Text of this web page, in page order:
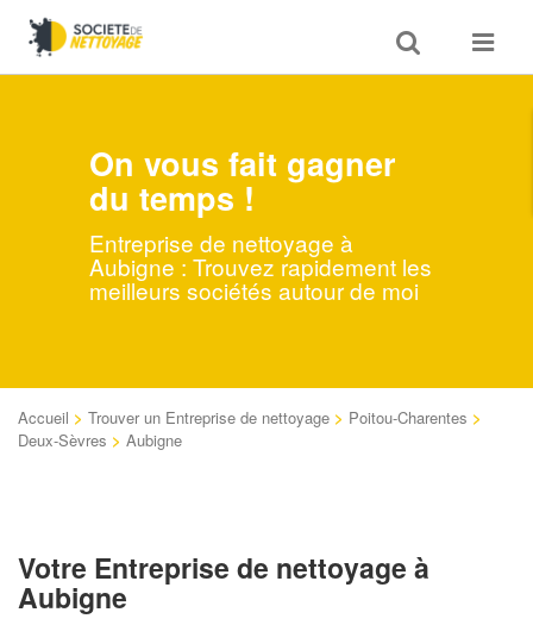
Toggle
search
Toggle
On vous fait gagner
du temps !
Entreprise de nettoyage à
Aubigne : Trouvez rapidement les
meilleurs sociétés autour de moi
Accueil > Trouver un Entreprise de nettoyage > Poitou-Charentes >
Deux-Sèvres > Aubigne
Votre Entreprise de nettoyage à
Aubigne